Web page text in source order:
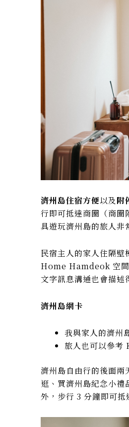
濟州島住宿方便以及附
行即可抵達商圈（商圈
具遊玩濟州島的旅人非
民宿主人的家人住隔
Home Hamdeok 空間
文字訊息溝通也會描述
濟州島網卡
我與家人的濟州
旅人也可以參考
濟州島自由行的後面兩
逛、買濟州島紀念小
外，步行 3 分鐘即可